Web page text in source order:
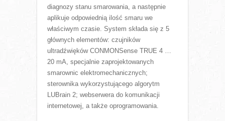
diagnozy stanu smarowania, a następnie
aplikuje odpowiednią ilość smaru we
właściwym czasie. System składa się z 5
głównych elementów: czujników
ultradźwięków CONMONSense TRUE 4 …
20 mA, specjalnie zaprojektowanych
smarownic elektromechanicznych;
sterownika wykorzystującego algorytm
LUBrain 2; webserwera do komunikacji
internetowej, a także oprogramowania.